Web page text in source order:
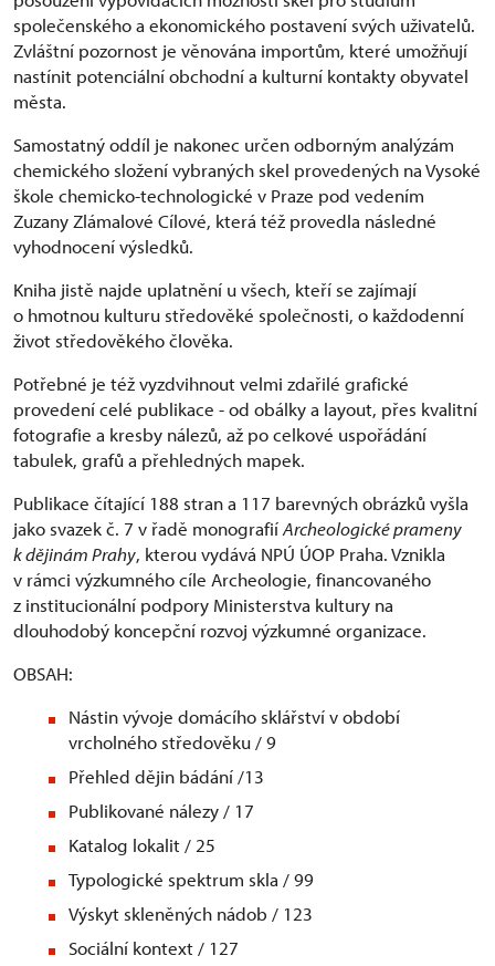
společenského a ekonomického postavení svých uživatelů.
Zvláštní pozornost je věnována importům, které umožňují
nastínit potenciální obchodní a kulturní kontakty obyvatel
města.
Samostatný oddíl je nakonec určen odborným analýzám
chemického složení vybraných skel provedených na Vysoké
škole chemicko-technologické v Praze pod vedením
Zuzany Zlámalové Cílové, která též provedla následné
vyhodnocení výsledků.
Kniha jistě najde uplatnění u všech, kteří se zajímají
o hmotnou kulturu středověké společnosti, o každodenní
život středověkého člověka.
Potřebné je též vyzdvihnout velmi zdařilé grafické
provedení celé publikace - od obálky a layout, přes kvalitní
fotografie a kresby nálezů, až po celkové uspořádání
tabulek, grafů a přehledných mapek.
Publikace čítající 188 stran a 117 barevných obrázků vyšla
jako svazek č. 7 v řadě monografiíArcheologické prameny
k dějinám Prahy, kterou vydává NPÚ ÚOP Praha. Vznikla
v rámci výzkumného cíle Archeologie, financovaného
z institucionální podpory Ministerstva kultury na
dlouhodobý koncepční rozvoj výzkumné organizace.
OBSAH:
Nástin vývoje domácího sklářství v období
vrcholného středověku / 9
Přehled dějin bádání /13
Publikované nálezy / 17
Katalog lokalit / 25
Typologické spektrum skla / 99
Výskyt skleněných nádob / 123
Sociální kontext / 127